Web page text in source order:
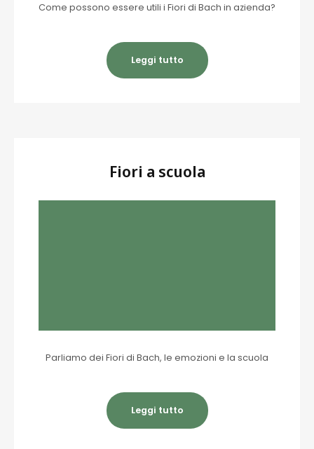
Come possono essere utili i Fiori di Bach in azienda?
Leggi tutto
Fiori a scuola
Parliamo dei Fiori di Bach, le emozioni e la scuola
Leggi tutto